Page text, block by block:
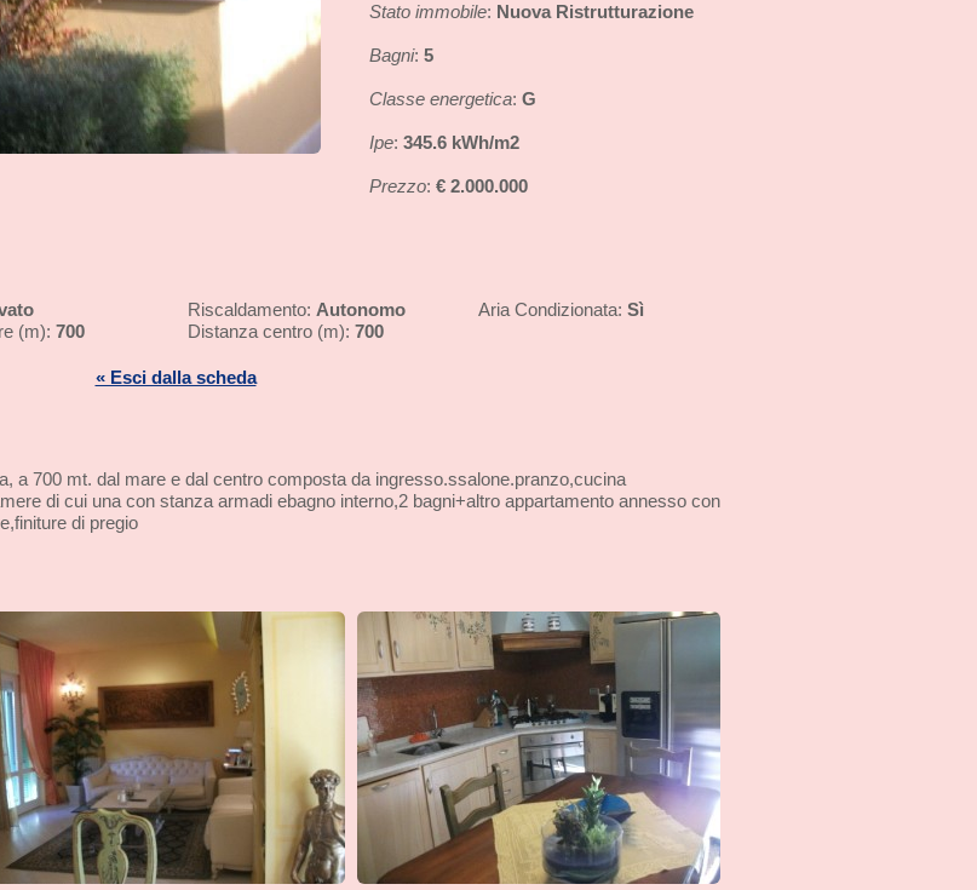
Stato immobile: Nuova Ristrutturazione
Bagni: 5
Classe energetica: G
Ipe: 345.6 kWh/m2
Prezzo: € 2.000.000
Riscaldamento: Autonomo Aria Condizionata: Sì
(m): 700 Distanza centro (m): 700
« Esci dalla scheda
a 700 mt. dal mare e dal centro composta da ingresso.ssalone.pranzo,cucina
di cui una con stanza armadi ebagno interno,2 bagni+altro appartamento annesso con
di pregio